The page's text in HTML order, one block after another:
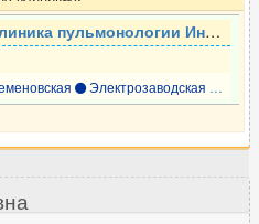
пульмонологии ИнтеграМед
Электрозаводская